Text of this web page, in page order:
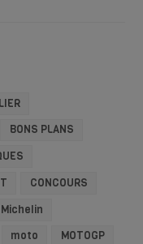
BONS PLANS
CONCOURS
Michelin
moto
MOTOGP